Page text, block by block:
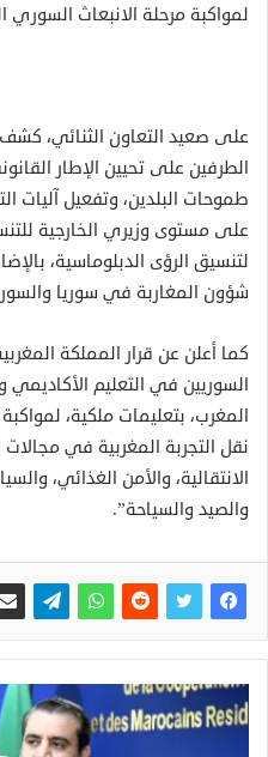
لمواكبة مرحلة الانبعاث السوري
على صعيد التعاون الثنائي، كشف
الطرفين على تحيين الإطار
طموحات البلدين، وتفعيل آليات
على مستوى وزيري الخارجية
لتنسيق الرؤى الدبلوماسية،
شؤون المغاربة في سوريا
السوريين في التعليم
المغرب، بتعليمات ملكية،
نقل التجربة المغربية في مجالات
الانتقالية، والأمن الغذائي،
والصيد والسياحة”.